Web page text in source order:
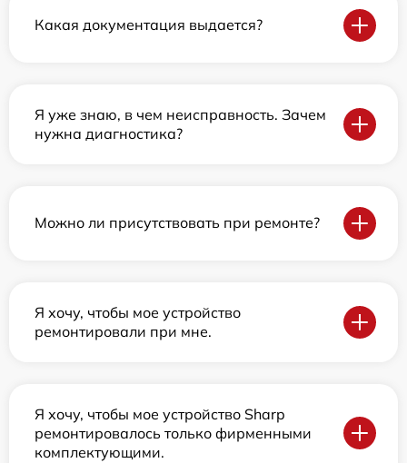
Какая документация выдается?
Я уже знаю, в чем неисправность. Зачем
нужна диагностика?
Можно ли присутствовать при ремонте?
Я хочу, чтобы мое устройство
ремонтировали при мне.
Я хочу, чтобы мое устройство Sharp
ремонтировалось только фирменными
комплектующими.